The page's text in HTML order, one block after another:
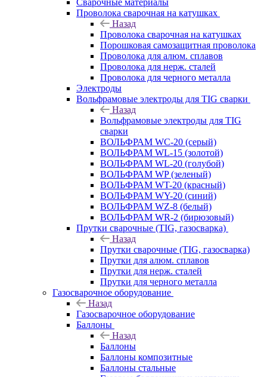
Сварочные материалы
Проволока сварочная на катушках
Назад
Проволока сварочная на катушках
Порошковая самозащитная проволока
Проволока для алюм. сплавов
Проволока для нерж. сталей
Проволока для черного металла
Электроды
Вольфрамовые электроды для TIG сварки
Назад
Вольфрамовые электроды для TIG
сварки
ВОЛЬФРАМ WC-20 (серый)
ВОЛЬФРАМ WL-15 (золотой)
ВОЛЬФРАМ WL-20 (голубой)
ВОЛЬФРАМ WP (зеленый)
ВОЛЬФРАМ WT-20 (красный)
ВОЛЬФРАМ WY-20 (синий)
ВОЛЬФРАМ WZ-8 (белый)
ВОЛЬФРАМ WR-2 (бирюзовый)
Прутки сварочные (TIG, газосварка)
Назад
Прутки сварочные (TIG, газосварка)
Прутки для алюм. сплавов
Прутки для нерж. сталей
Прутки для черного металла
Газосварочное оборудование
Назад
Газосварочное оборудование
Баллоны
Назад
Баллоны
Баллоны композитные
Баллоны стальные